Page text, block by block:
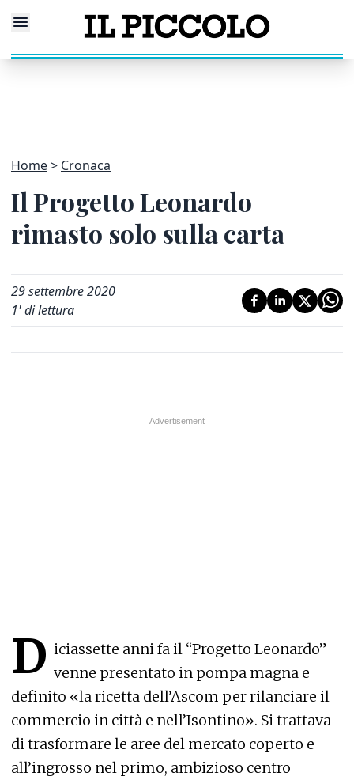
Home Cronaca
Il Progetto Leonardo
rimasto solo sulla carta
29 settembre 2020
1' di lettura
D iciassette anni fa il “Progetto Leonardo”
venne presentato in pompa magna e
definito «la ricetta dell’Ascom per rilanciare il
commercio in città e nell’Isontino». Si trattava
di trasformare le aree del mercato coperto e
all’ingrosso nel primo, ambizioso centro